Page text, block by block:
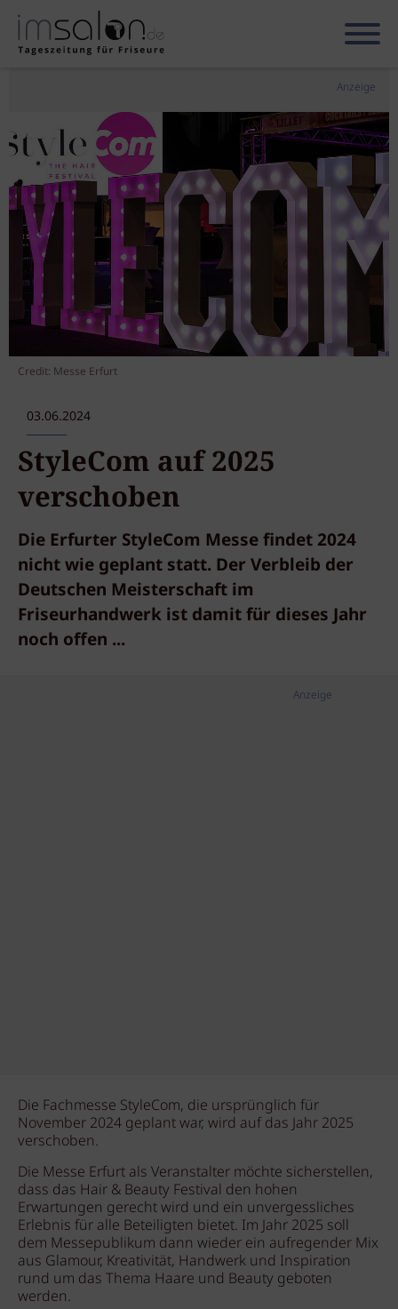
Anzeige
Credit: Messe Erfurt
03.06.2024
StyleCom auf 2025
verschoben
Die Erfurter StyleCom Messe findet 2024
nicht wie geplant statt. Der Verbleib der
Deutschen Meisterschaft im
Friseurhandwerk ist damit für dieses Jahr
noch offen ...
Anzeige
Die Fachmesse StyleCom, die ursprünglich für
November 2024 geplant war, wird auf das Jahr 2025
verschoben.
Die Messe Erfurt als Veranstalter möchte sicherstellen,
dass das Hair & Beauty Festival den hohen
Erwartungen gerecht wird und ein unvergessliches
Erlebnis für alle Beteiligten bietet. Im Jahr 2025 soll
dem Messepublikum dann wieder ein aufregender Mix
aus Glamour, Kreativität, Handwerk und Inspiration
rund um das Thema Haare und Beauty geboten
werden.